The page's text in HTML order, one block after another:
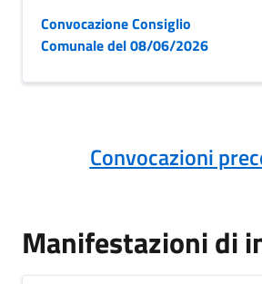
Convocazione Consiglio
Comunale del 08/06/2026
Convocazioni
Manifestazioni di